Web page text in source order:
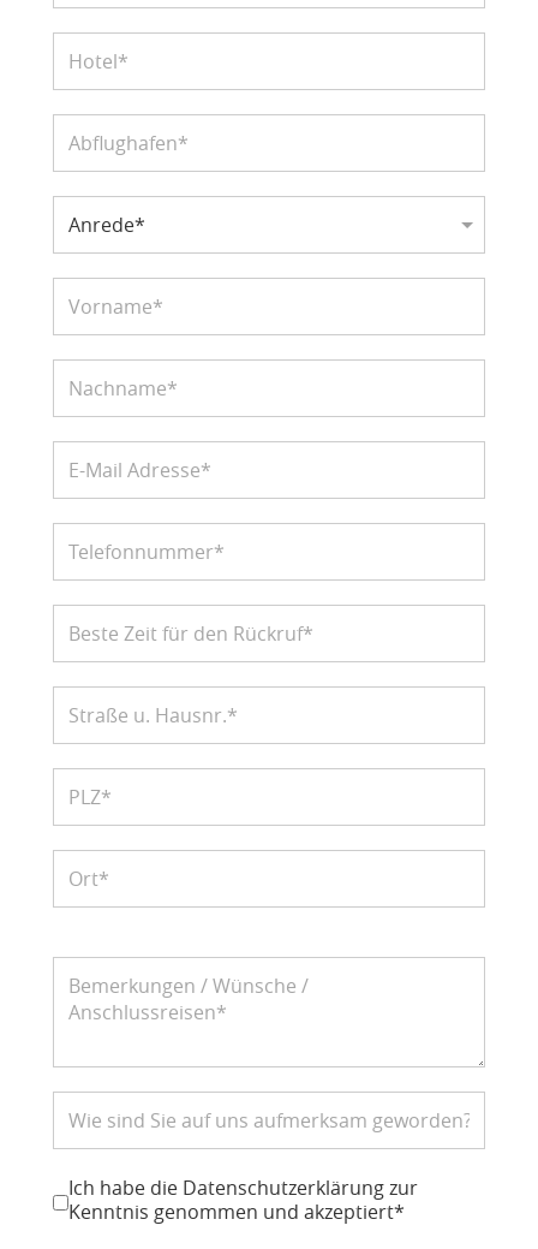
Datenschutz*
Ich habe die Datenschutzerklärung zur
Kenntnis genommen und akzeptiert*